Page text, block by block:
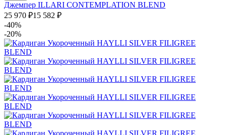
Джемпер ILLARI CONTEMPLATION BLEND
25 970 ₽15 582 ₽
-40%
-20%